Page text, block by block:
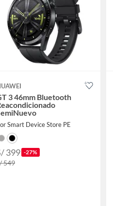
3 46mm Bluetooth
Smart Device Store PE
399 -27%
549